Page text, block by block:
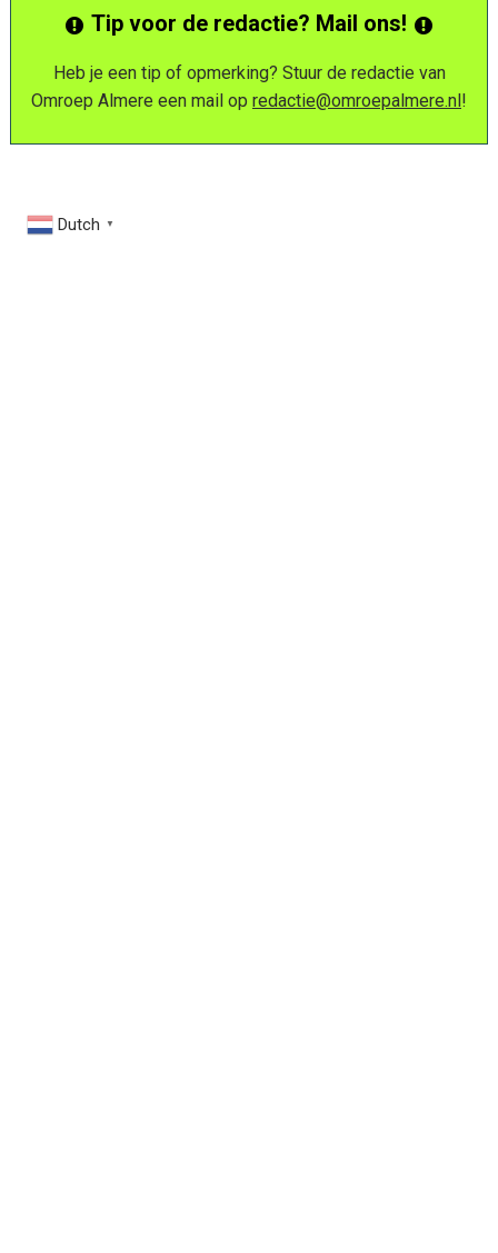
Tip voor de redactie? Mail ons!
Heb je een tip of opmerking? Stuur de redactie van
Omroep Almere een mail op redactie@omroepalmere.nl!
Dutch ▼